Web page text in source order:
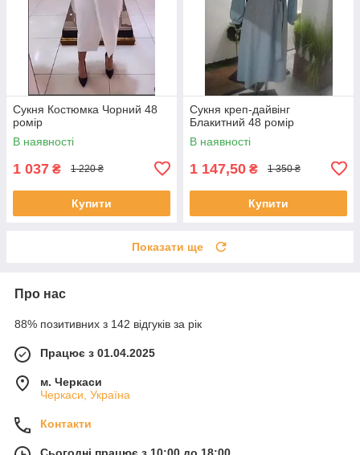
Сукня Костюмка Чорний 48
ромір
В наявності
1 037 ₴ 1 220 ₴
Купити
Сукня креп-дайвінг
Блакитний 48 ромір
В наявності
1 147,50 ₴ 1 350 ₴
Купити
Показати ще
Про нас
88% позитивних з 142 відгуків за рік
Працює з 01.04.2025
м. Черкаси
Черкаси, Україна
Контакти
Сьогодні працює з 10:00 до 18:00